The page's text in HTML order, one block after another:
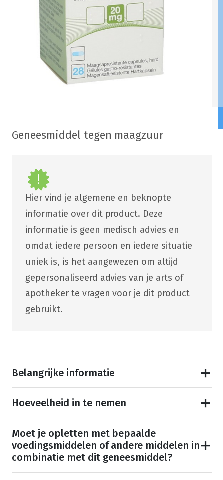
Geneesmiddel tegen maagzuur
Hier vind je algemene en beknopte
informatie over dit product. Deze
informatie is geen medisch advies en
omdat iedere persoon en iedere situatie
uniek is, is het aangewezen om altijd
gepersonaliseerd advies van je arts of
apotheker te vragen voor je dit product
gebruikt.
Belangrijke informatie
Hoeveelheid in te nemen
Moet je opletten met bepaalde
voedingsmiddelen of andere middelen in
combinatie met dit geneesmiddel?